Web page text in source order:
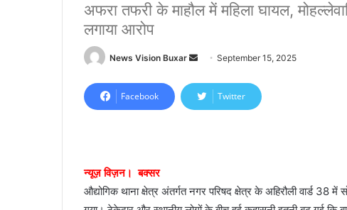
अफरा तफरी के माहौल में महिला घायल,
लगाया आरोप
News Vision Buxar
n
d
a
September 15, 2025
Facebook Twitter
न्यूज़ विज़न। बक्सर
औद्योगिक थाना क्षेत्र अंतर्गत नगर परिषद क्षेत्र के अहिरौली वार्ड 38 में